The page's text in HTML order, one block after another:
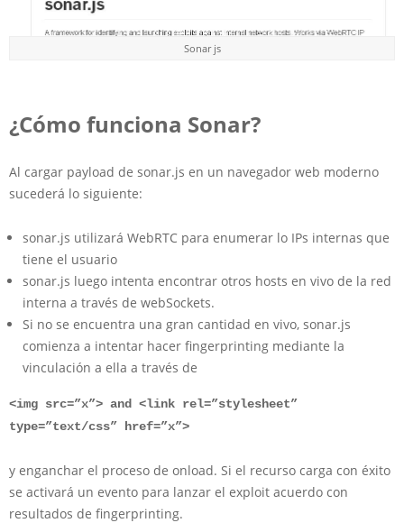
Sonar js
¿Cómo funciona Sonar?
Al cargar payload de sonar.js en un navegador web moderno
sucederá lo siguiente:
sonar.js utilizará WebRTC para enumerar lo IPs internas que
tiene el usuario
sonar.js luego intenta encontrar otros hosts en vivo de la red
interna a través de webSockets.
Si no se encuentra una gran cantidad en vivo, sonar.js
comienza a intentar hacer fingerprinting mediante la
vinculación a ella a través de
<img src=”x”> and <link rel=”stylesheet”
type=”text/css” href=”x”>
y enganchar el proceso de onload. Si el recurso carga con éxito
se activará un evento para lanzar el exploit acuerdo con
resultados de fingerprinting.